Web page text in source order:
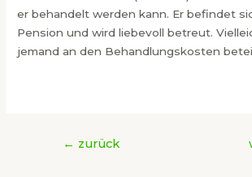
er behandelt werden kann. Er befindet
Pension und wird liebevoll betreut.
jemand an den Behandlungskosten
Beitragsnavigation
← zurück